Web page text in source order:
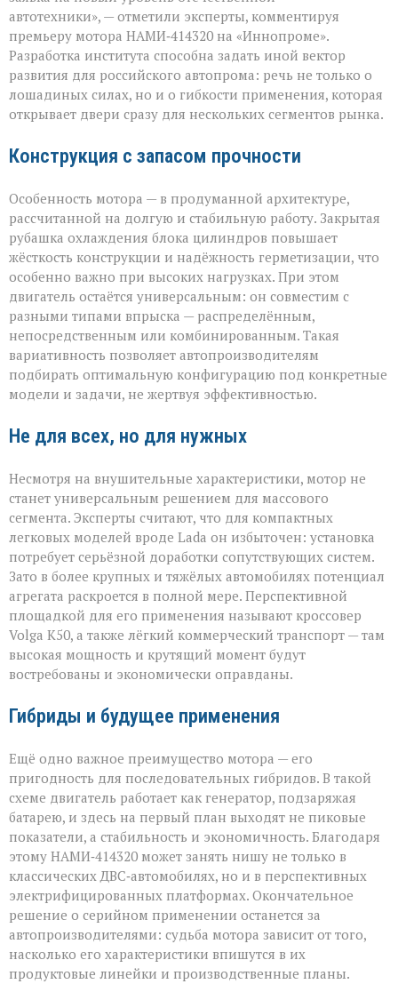
а
ради
возможностей»
автотехники», — отметили эксперты, комментируя
премьеру мотора НАМИ‑414320 на «Иннопроме».
Разработка института способна задать иной вектор
развития для российского автопрома: речь не только о
лошадиных силах, но и о гибкости применения, которая
открывает двери сразу для нескольких сегментов рынка.
Конструкция с запасом прочности
Особенность мотора — в продуманной архитектуре,
рассчитанной на долгую и стабильную работу. Закрытая
рубашка охлаждения блока цилиндров повышает
жёсткость конструкции и надёжность герметизации, что
особенно важно при высоких нагрузках. При этом
двигатель остаётся универсальным: он совместим с
разными типами впрыска — распределённым,
непосредственным или комбинированным. Такая
вариативность позволяет автопроизводителям
подбирать оптимальную конфигурацию под конкретные
модели и задачи, не жертвуя эффективностью.
Не для всех, но для нужных
Несмотря на внушительные характеристики, мотор не
станет универсальным решением для массового
сегмента. Эксперты считают, что для компактных
легковых моделей вроде Lada он избыточен: установка
потребует серьёзной доработки сопутствующих систем.
Зато в более крупных и тяжёлых автомобилях потенциал
агрегата раскроется в полной мере. Перспективной
площадкой для его применения называют кроссовер
Volga К50, а также лёгкий коммерческий транспорт — там
высокая мощность и крутящий момент будут
востребованы и экономически оправданы.
Гибриды и будущее применения
Ещё одно важное преимущество мотора — его
пригодность для последовательных гибридов. В такой
схеме двигатель работает как генератор, подзаряжая
батарею, и здесь на первый план выходят не пиковые
показатели, а стабильность и экономичность. Благодаря
этому НАМИ‑414320 может занять нишу не только в
классических ДВС‑автомобилях, но и в перспективных
электрифицированных платформах. Окончательное
решение о серийном применении останется за
автопроизводителями: судьба мотора зависит от того,
насколько его характеристики впишутся в их
продуктовые линейки и производственные планы.